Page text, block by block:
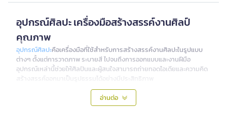
อุปกรณ์ศิลปะ เครื่องมือสร้างสรรค์งานศิลป์
คุณภาพ
อุปกรณ์ศิลปะคือเครื่องมือที่ใช้สำหรับการสร้างสรรค์งานศิลปะในรูปแบบ
ต่างๆ ตั้งแต่การวาดภาพ ระบายสี ไปจนถึงการออกแบบและงานฝีมือ
อุปกรณ์เหล่านี้ช่วยให้ศิลปินและผู้สนใจสามารถถ่ายทอดไอเดียและความคิด
สร้างสรรค์ออกมาเป็นรูปธรรมได้อย่างมีประสิทธิภาพ
ประเภทของอุปกรณ์ศิลปะที่ควรมี
อ่านต่อ